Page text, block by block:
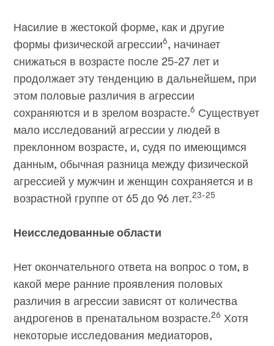
Насилие в жестокой форме, как и другие
формы физической агрессии6, начинает
снижаться в возрасте после 25-27 лет и
продолжает эту тенденцию в дальнейшем, при
этом половые различия в агрессии
сохраняются и в зрелом возрасте.6 Существует
мало исследований агрессии у людей в
преклонном возрасте, и, судя по имеющимся
данным, обычная разница между физической
агрессией у мужчин и женщин сохраняется и в
возрастной группе от 65 до 96 лет.23-25
Неисследованные области
Нет окончательного ответа на вопрос о том, в
какой мере ранние проявления половых
различия в агрессии зависят от количества
андрогенов в пренатальном возрасте.26 Хотя
некоторые исследования медиаторов,